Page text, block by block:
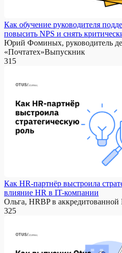
Как обучение руководителя
повысить NPS и снять
Юрий Фоминых, руководитель
«Почтатех»Выпускник
315
Как HR-партнёр выстроила
влияние HR в IT-компании
Ольга, HRBP в
325